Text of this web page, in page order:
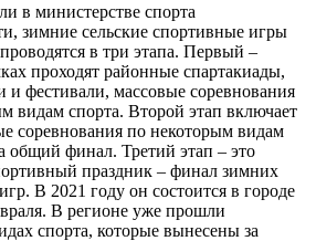
в министерстве спорта
зимние сельские спортивные игры
в три этапа. Первый –
проходят районные спартакиады,
и фестивали, массовые соревнования
видам спорта. Второй этап включает
соревнования по некоторым видам
общий финал. Третий этап – это
праздник – финал зимних
В 2021 году он состоится в городе
В регионе уже прошли
спорта, которые вынесены за